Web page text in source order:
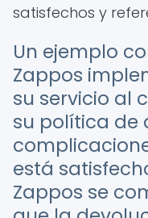
satisfechos y
Un ejemplo
Zappos
su servicio al
su política de
está
Zappos se